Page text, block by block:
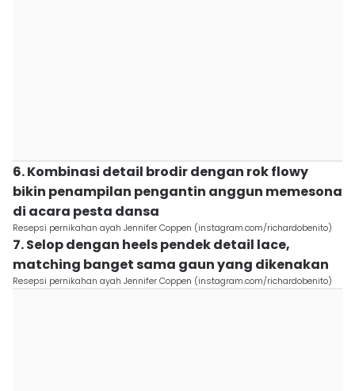
6. Kombinasi detail brodir dengan rok flowy
bikin penampilan pengantin anggun memesona
di acara pesta dansa
Resepsi pernikahan ayah Jennifer Coppen (instagram.com/richardobenito)
7. Selop dengan heels pendek detail lace,
matching banget sama gaun yang dikenakan
Resepsi pernikahan ayah Jennifer Coppen (instagram.com/richardobenito)